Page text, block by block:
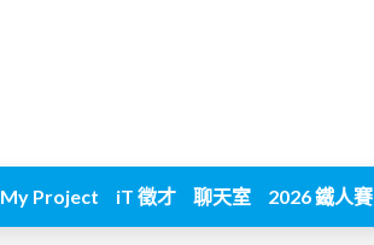
My Project iT 徵才 聊天室 2026 鐵人賽